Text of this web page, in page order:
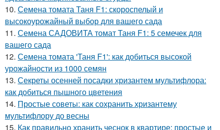
10. Семена томата Таня F1: скороспелый и
высокоурожайный выбор для вашего сада
11. Семена САДОВИТА томат Таня F1: 5 семечек для
вашего сада
12. Семена томата 'Таня F1': как добиться высокой
урожайности из 1000 семян
13. Секреты осенней посадки хризантем мультифлора:
как добиться пышного цветения
14. Простые советы: как сохранить хризантему
мультифлору до весны
15. Как правильно хранить чеснок в квартире: простые и